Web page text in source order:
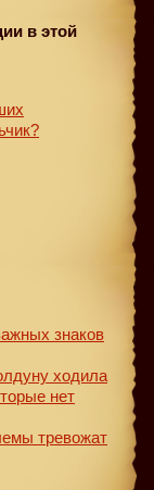
в этой
знаков
ходила
нет
тревожат